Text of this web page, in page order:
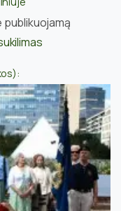
publikuojamą